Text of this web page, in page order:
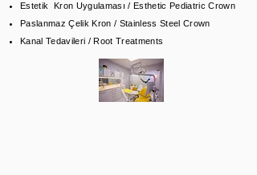
Estetik Kron Uygulaması / Esthetic Pediatric Crown
Paslanmaz Çelik Kron / Stainless Steel Crown
Kanal Tedavileri / Root Treatments